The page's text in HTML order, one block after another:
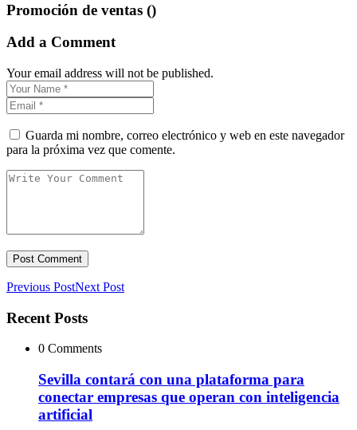
Promoción de ventas ()
Add a Comment
Your email address will not be published.
Guarda mi nombre, correo electrónico y web en este navegador
para la próxima vez que comente.
Previous PostNext Post
Recent Posts
0 Comments
Sevilla contará con una plataforma para
conectar empresas que operan con inteligencia
artificial